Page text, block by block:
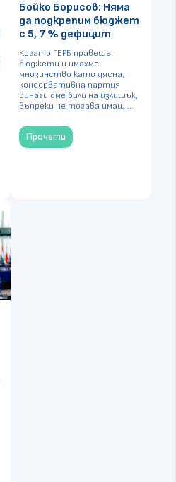
Бойко Борисов: Няма
да подкрепим бюджет
с 5, 7 % дефицит
Когато ГЕРБ правеше
бюджети и имахме
мнозинство като дясна,
консервативна партия
винаги сме били на излишък,
въпреки че тогава имаш ...
Прочети